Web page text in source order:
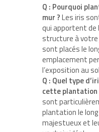
Q : Pourquoi
mur ?Les iris
qui apportent de
structure à votre
sont placés le
emplacement
l’exposition au
Q : Quel type
cette plantation
sont
plantation le long
majestueux et